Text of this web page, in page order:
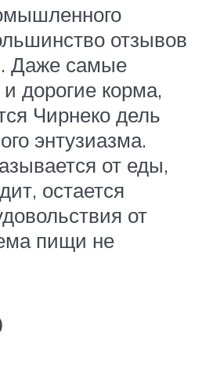
отзывов
Даже самые
дорогие корма,
Чирнеко дель
энтузиазма.
от еды,
остается
от
пищи не